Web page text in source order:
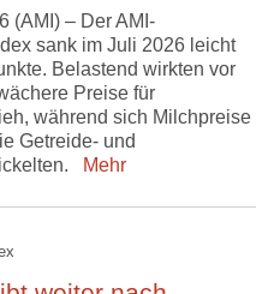
(AMI) – Der AMI-
sank im Juli 2026 leicht
Belastend wirkten vor
Preise für
während sich Milchpreise
Getreide- und
Mehr